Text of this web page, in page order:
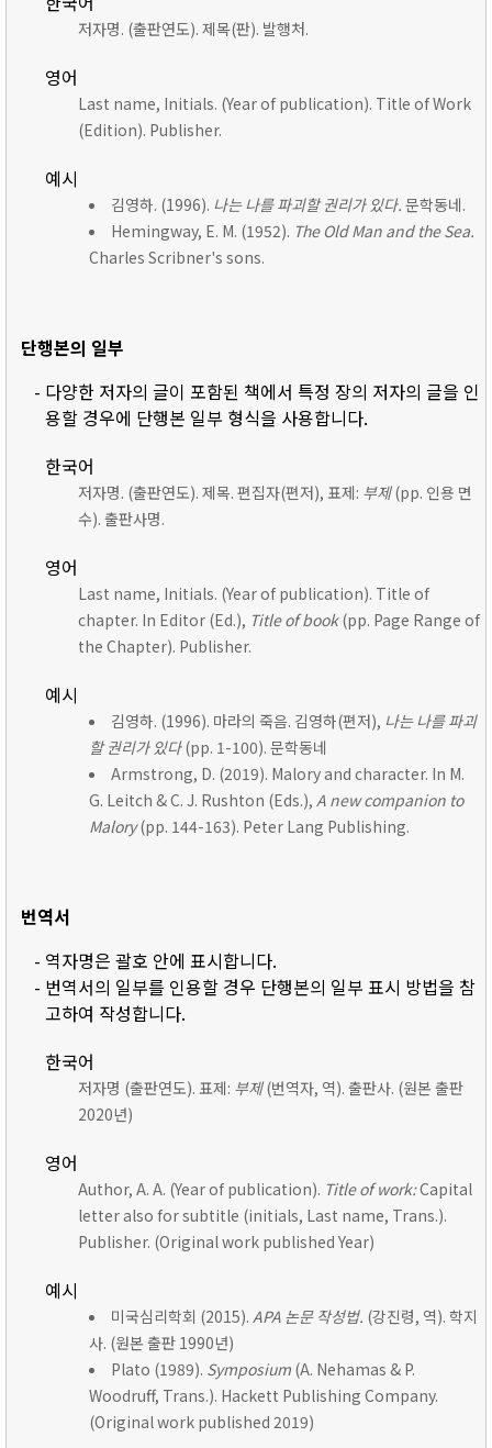
저자명. (출판연도). 제목(판). 발행처.
영어
Last name, Initials. (Year of publication). Title of Work
(Edition). Publisher.
예시
김영하. (1996). 나는 나를 파괴할 권리가 있다. 문학동네.
Hemingway, E. M. (1952). The Old Man and the Sea.
Charles Scribner's sons.
단행본의 일부
- 다양한 저자의 글이 포함된 책에서 특정 장의 저자의 글을 인
용할 경우에 단행본 일부 형식을 사용합니다.
한국어
저자명. (출판연도). 제목. 편집자(편저), 표제: 부제(pp. 인용 면
수). 출판사명.
영어
Last name, Initials. (Year of publication). Title of
chapter. In Editor (Ed.), Title of book(pp. Page Range of
the Chapter). Publisher.
예시
김영하. (1996). 마라의 죽음. 김영하(편저), 나는 나를 파괴
할 권리가 있다(pp. 1-100). 문학동네
Armstrong, D. (2019). Malory and character. In M.
G. Leitch & C. J. Rushton (Eds.), A new companion to
Malory(pp. 144-163). Peter Lang Publishing.
번역서
- 역자명은 괄호 안에 표시합니다.
- 번역서의 일부를 인용할 경우 단행본의 일부 표시 방법을 참
고하여 작성합니다.
한국어
저자명 (출판연도). 표제: 부제(번역자, 역). 출판사. (원본 출판
2020년)
영어
Author, A. A. (Year of publication). Title of work:Capital
letter also for subtitle (initials, Last name, Trans.).
Publisher. (Original work published Year)
예시
미국심리학회 (2015). APA 논문 작성법. (강진령, 역). 학지
사. (원본 출판 1990년)
Plato (1989). Symposium (A. Nehamas & P.
Woodruff, Trans.). Hackett Publishing Company.
(Original work published 2019)